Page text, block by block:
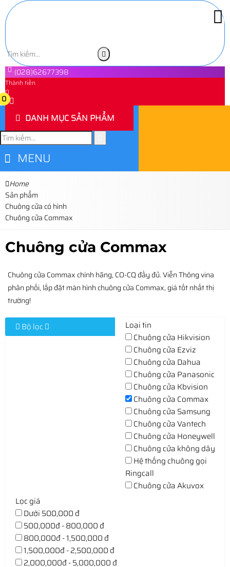
(028)62677398
Thành tiền
0
0
DANH MỤC SẢN PHẨM
MENU
Home
Sản phẩm
Chuông cửa có hình
Chuông cửa Commax
Chuông cửa Commax
Chuông cửa Commax chính hãng, CO-CQ đầy đủ. Viễn Thông vina
phân phối, lắp đặt màn hình chuông cửa Commax, giá tốt nhất thị
trường!
Bộ lọc
Loại tin
Chuông cửa Hikvision
Chuông cửa Ezviz
Chuông cửa Dahua
Chuông cửa Panasonic
Chuông cửa Kbvision
Chuông cửa Commax
Chuông cửa Samsung
Chuông cửa Vantech
Chuông cửa Honeywell
Chuông cửa không dây
Hệ thống chuông gọi
Ringcall
Chuông cửa Akuvox
Lọc giá
Dưới 500,000 đ
500,000đ - 800,000 đ
800,000đ - 1,500,000 đ
1,500,000đ - 2,500,000 đ
2,000,000đ - 5,000,000 đ